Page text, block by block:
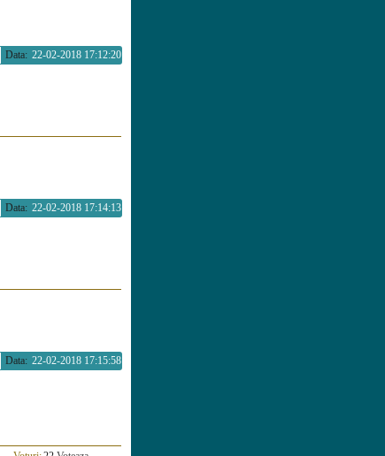
22-02-2018 17:12:20
Data:
22-02-2018 17:14:13
Data:
22-02-2018 17:15:58
Data: